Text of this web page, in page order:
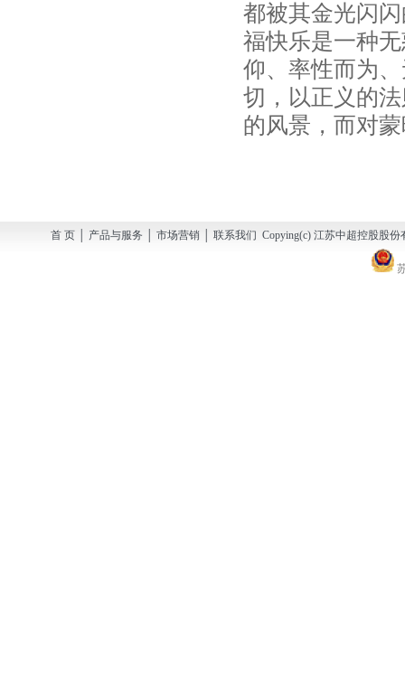
都被其金光闪
福快乐是一种
仰、率性而为
切，以正义的
的风景，而对
首 页 │ 产品与服务 │ 市场营销 │ 联系我们 Copying(c) 江苏中超控股股